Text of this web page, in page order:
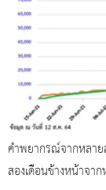
คำพยากรณ์จากหลาย
สองเดือนข้างหน้าจา